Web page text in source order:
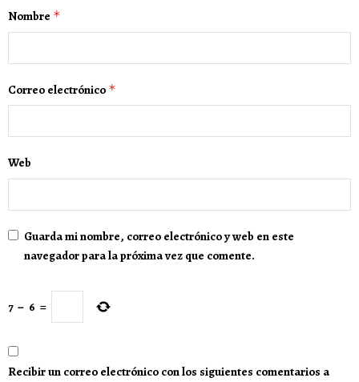
Nombre *
Correo electrónico *
Web
Guarda mi nombre, correo electrónico y web en este
navegador para la próxima vez que comente.
7 − 6 =
Recibir un correo electrónico con los siguientes comentarios a